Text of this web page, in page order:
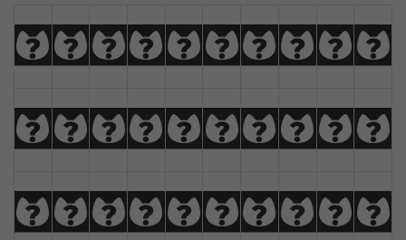
abcdefghij
klmnopqrst
uvwxyzÄÅÆÇ